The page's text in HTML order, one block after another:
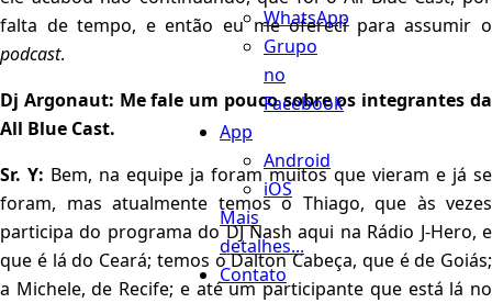
WhatsApp
Grupo
no
Facebook
App
Android
iOS
Mais
detalhes...
Contato
falta de tempo, e então eu me ofereci para assumir o
podcast.
Dj Argonaut: Me fale um pouco sobre os integrantes da
All Blue Cast.
Sr. Y: Bem, na equipe ja foram muitos que vieram e já se
foram, mas atualmente temos o Thiago, que às vezes
participa do programa do DJ Nash aqui na Rádio J-Hero, e
que é lá do Ceará; temos o Dalton Cabeça, que é de Goiás;
a Michele, de Recife; e até um participante que está lá no